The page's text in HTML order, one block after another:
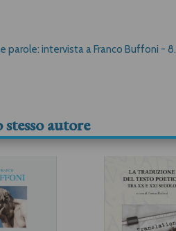
parole: intervista a Franco Buffoni -
autore